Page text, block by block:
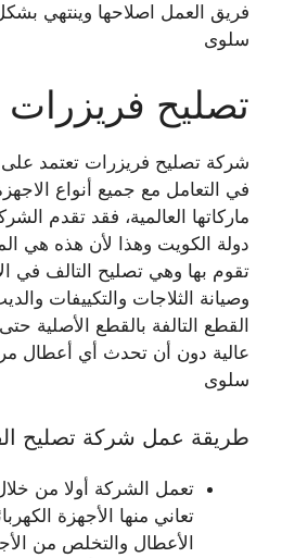
فريق العمل اصلاحها وينتهي
سلوى
تصليح فريزرات
شركة تصليح فريزرات تعتمد
في التعامل مع جميع أنواع
ماركاتها العالمية، فقد تقدم
دولة الكويت وهذا لأن هذه هي
تقوم بها وهي تصليح التالف في
وصيانة الثلاجات والتكييفات
القطع التالفة بالقطع الأصلية
عالية دون أن تحدث أي أعطال
سلوى
طريقة عمل شركة تصليح
تعمل الشركة أولا من
تعاني منها الأجهزة
الأعطال والتخلص من